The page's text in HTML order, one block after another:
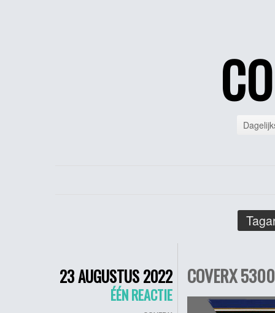
23 AUGUSTUS 2022
ÉÉN REACTIE
COVERX